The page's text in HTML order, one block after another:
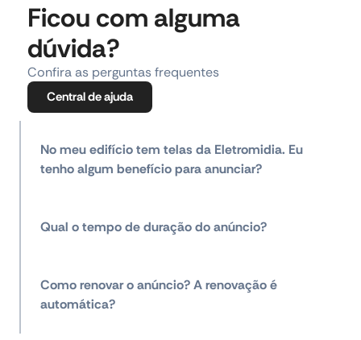
Ficou com alguma
dúvida?
Confira as perguntas frequentes
Central de ajuda
No meu edifício tem telas da Eletromidia. Eu
tenho algum benefício para anunciar?
Qual o tempo de duração do anúncio?
Como renovar o anúncio? A renovação é
automática?